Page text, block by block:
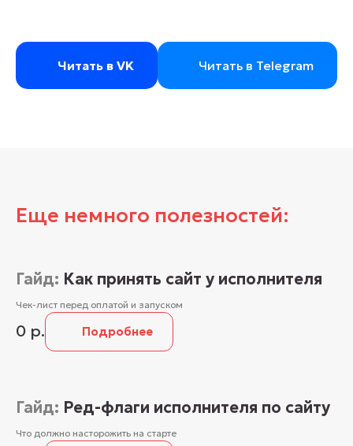
Читать в VK Читать в Telegram
Еще немного полезностей:
Гайд: Как принять сайт у исполнителя
Чек-лист перед оплатой и запуском
0 р. Подробнее
Гайд: Ред-флаги исполнителя по сайту
Что должно насторожить на старте